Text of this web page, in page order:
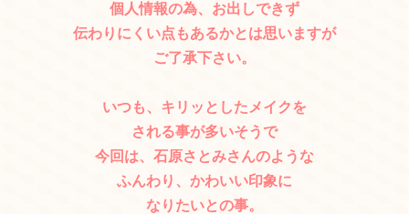
個人情報の為、お出しできず
伝わりにくい点もあるかとは思いますが
ご了承下さい。
いつも、キリッとしたメイクを
される事が多いそうで
今回は、石原さとみさんのような
ふんわり、かわいい印象に
なりたいとの事。